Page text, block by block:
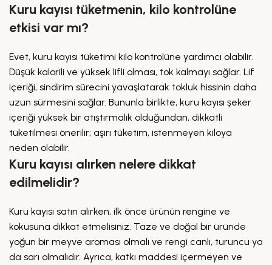
Kuru kayısı tüketmenin, kilo kontrolüne
etkisi var mı?
Evet, kuru kayısı tüketimi kilo kontrolüne yardımcı olabilir.
Düşük kalorili ve yüksek lifli olması, tok kalmayı sağlar. Lif
içeriği, sindirim sürecini yavaşlatarak tokluk hissinin daha
uzun sürmesini sağlar. Bununla birlikte, kuru kayısı şeker
içeriği yüksek bir atıştırmalık olduğundan, dikkatli
tüketilmesi önerilir; aşırı tüketim, istenmeyen kiloya
neden olabilir.
Kuru kayısı alırken nelere dikkat
edilmelidir?
Kuru kayısı satın alırken, ilk önce ürünün rengine ve
kokusuna dikkat etmelisiniz. Taze ve doğal bir üründe
yoğun bir meyve aroması olmalı ve rengi canlı, turuncu ya
da sarı olmalıdır. Ayrıca, katkı maddesi içermeyen ve